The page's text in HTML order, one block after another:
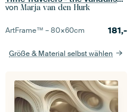
von Marja van den Hurk
ArtFrame™ –80×60cm 181,-
Größe & Material selbst wählen